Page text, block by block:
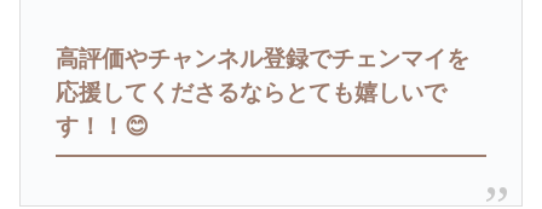
高評価やチャンネル登録でチェンマイを
応援してくださるならとても嬉しいで
す！！😊